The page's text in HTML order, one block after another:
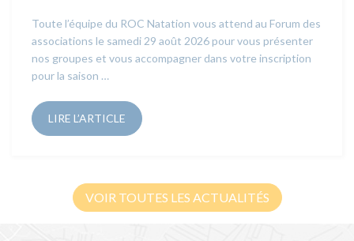
Toute l’équipe du ROC Natation vous attend au Forum des
associations le samedi 29 août 2026 pour vous présenter
nos groupes et vous accompagner dans votre inscription
pour la saison …
LIRE L’ARTICLE
VOIR TOUTES LES ACTUALITÉS